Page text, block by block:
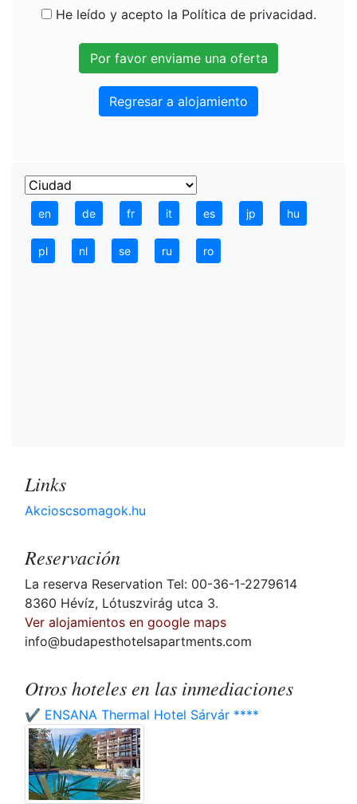
He leído y acepto la Política de privacidad.
Regresar a alojamiento
en de fr it es jp hu
pl nl se ru ro
Links
Akcioscsomagok.hu
Reservación
La reserva Reservation Tel: 00-36-1-2279614
8360 Hévíz, Lótuszvirág utca 3.
Ver alojamientos en google maps
info@budapesthotelsapartments.com
Otros hoteles en las inmediaciones
✔️ ENSANA Thermal Hotel Sárvár ****